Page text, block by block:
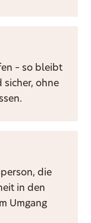
– so bleibt
sicher, ohne
die
in den
Umgang